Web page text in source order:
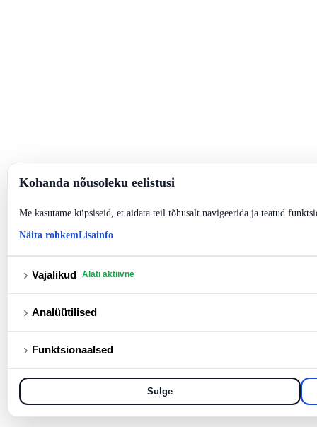
Kohanda nõusoleku eelistusi
Me kasutame küpsiseid, et aidata teil tõhusalt navigeerida ja teatud
Näita rohkemLisainfo
› Vajalikud Alati aktiivne
› Analüütilised
› Funktsionaalsed
Sulge